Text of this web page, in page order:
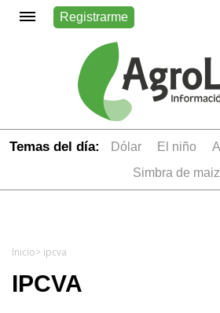
Registrarme
Temas del día: dólar el niño
simbra de maiz
Inicio> ipcva
IPCVA